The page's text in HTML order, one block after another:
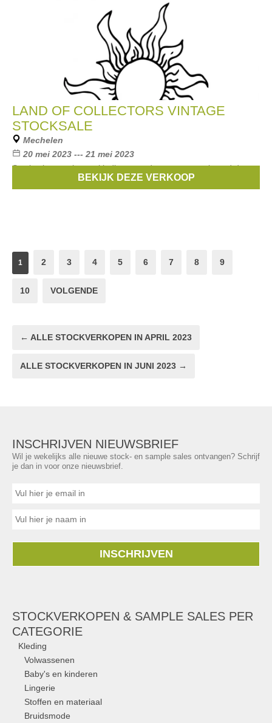
LAND OF COLLECTORS VINTAGE
STOCKSALE
Mechelen
20 mei 2023 --- 21 mei 2023
Stocksale van vintage kleding voor dames georganiseerd door
Land of Collectors in Mechelen.BEKIJK DEZE VERKOOP
1 2 3 4 5 6 7 8 9
10 VOLGENDE
← ALLE STOCKVERKOPEN IN APRIL 2023
ALLE STOCKVERKOPEN IN JUNI 2023 →
INSCHRIJVEN NIEUWSBRIEF
Wil je wekelijks alle nieuwe stock- en sample sales ontvangen? Schrijf
je dan in voor onze nieuwsbrief.
INSCHRIJVEN
STOCKVERKOPEN & SAMPLE SALES PER
CATEGORIE
Kleding
Volwassenen
Baby's en kinderen
Lingerie
Stoffen en materiaal
Bruidsmode